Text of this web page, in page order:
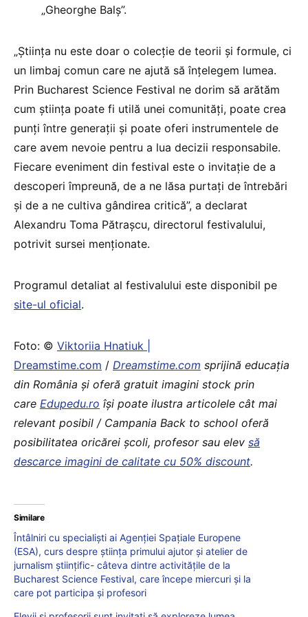
„Gheorghe Balș”.
„Știința nu este doar o colecție de teorii și formule, ci
un limbaj comun care ne ajută să înțelegem lumea.
Prin Bucharest Science Festival ne dorim să arătăm
cum știința poate fi utilă unei comunități, poate crea
punți între generații și poate oferi instrumentele de
care avem nevoie pentru a lua decizii responsabile.
Fiecare eveniment din festival este o invitație de a
descoperi împreună, de a ne lăsa purtați de întrebări
și de a ne cultiva gândirea critică”, a declarat
Alexandru Toma Pătrașcu, directorul festivalului,
potrivit sursei menționate.
Programul detaliat al festivalului este disponibil pe
site-ul oficial.
Foto: © Viktoriia Hnatiuk |
Dreamstime.com / Dreamstime.com sprijină educaţia
din România şi oferă gratuit imagini stock prin
care Edupedu.ro îşi poate ilustra articolele cât mai
relevant posibil / Campania Back to school oferă
posibilitatea oricărei școli, profesor sau elev să
descarce imagini de calitate cu 50% discount.
Similare
Întâlniri cu specialiști ai Agenției Spațiale Europene
(ESA), curs despre știința primului ajutor și atelier de
jurnalism științific- câteva dintre activitățile de la
Bucharest Science Festival, care începe miercuri și la
care pot participa și profesori